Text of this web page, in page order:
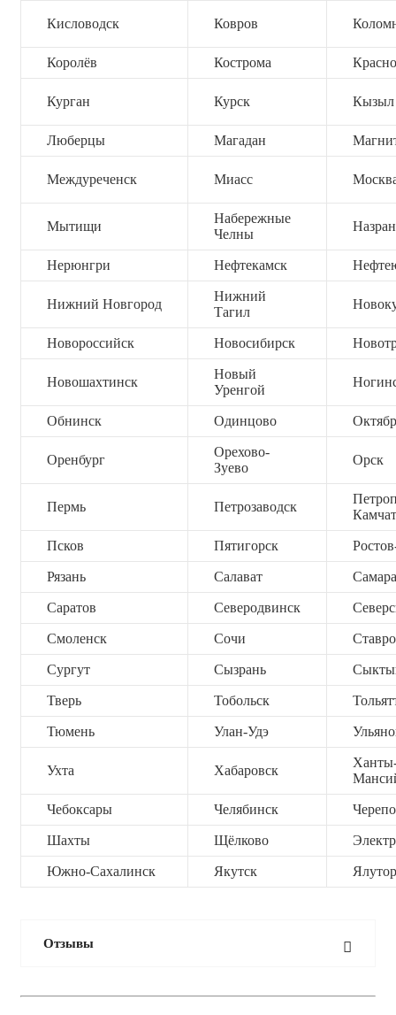
Кисловодск Ковров
Королёв Кострома
Курган Курск Кызыл
Люберцы Магадан
Междуреченск Миасс
Мытищи
Набережные
Челны
Нерюнгри Нефтекамск
Нижний Новгород
Нижний
Тагил
Новороссийск Новосибирск
Новошахтинск
Новый
Уренгой
Обнинск Одинцово
Оренбург
Орехово-
Зуево
Орск
Пермь Петрозаводск
Псков Пятигорск
Рязань Салават Самара
Саратов Северодвинск
Смоленск Сочи
Сургут Сызрань
Тверь Тобольск
Тюмень Улан-Удэ
Ухта Хабаровск
Чебоксары Челябинск
Шахты Щёлково
Южно-Сахалинск Якутск
Отзывы